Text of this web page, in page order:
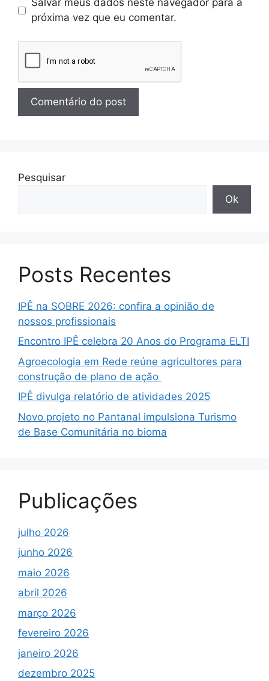
Salvar meus dados neste navegador para a
próxima vez que eu comentar.
Pesquisar
Ok
Posts Recentes
IPÊ na SOBRE 2026: confira a opinião de
nossos profissionais
Encontro IPÊ celebra 20 Anos do Programa ELTI
Agroecologia em Rede reúne agricultores para
construção de plano de ação
IPÊ divulga relatório de atividades 2025
Novo projeto no Pantanal impulsiona Turismo
de Base Comunitária no bioma
Publicações
julho 2026
junho 2026
maio 2026
abril 2026
março 2026
fevereiro 2026
janeiro 2026
dezembro 2025